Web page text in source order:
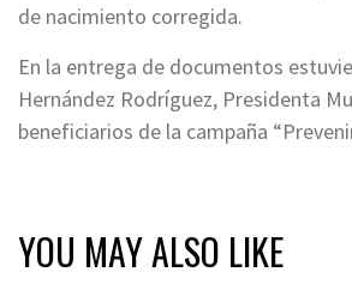
de nacimiento corregida.
En la entrega de documentos
Hernández Rodríguez, Presidenta
beneficiarios de la campaña
YOU MAY ALSO LIKE